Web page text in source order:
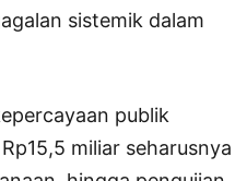
sistemik dalam
publik
miliar seharusnya